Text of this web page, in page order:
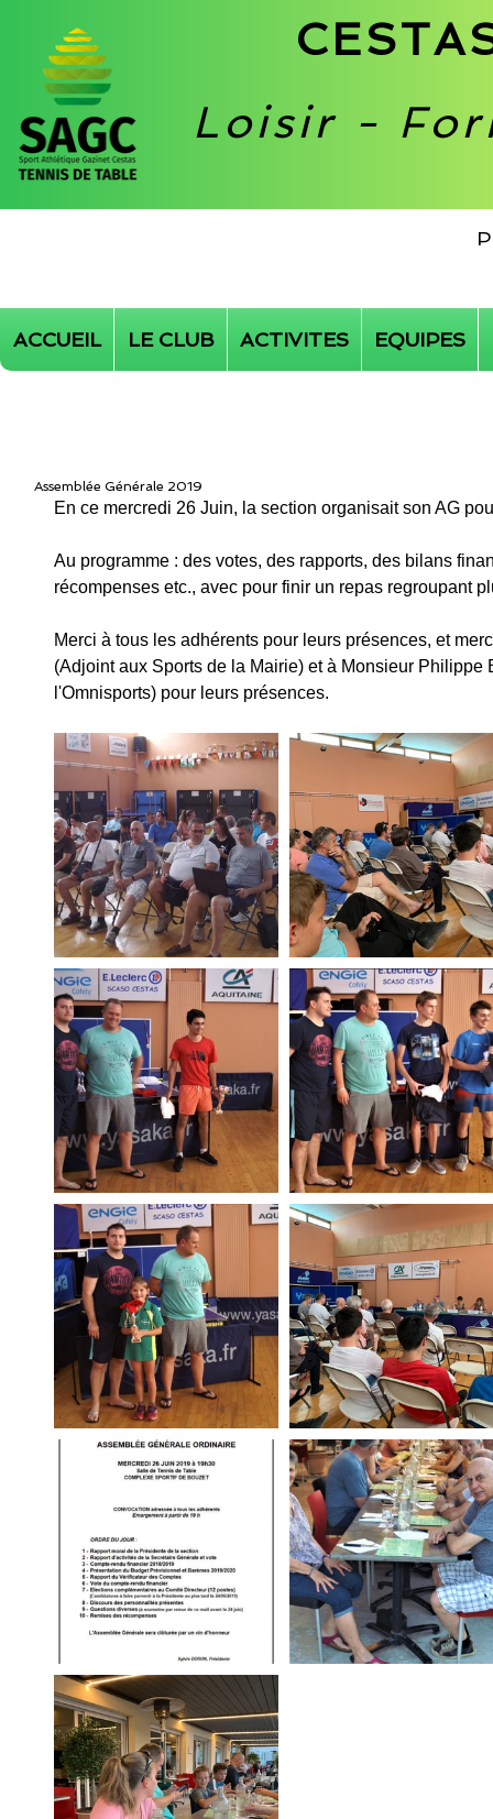
Loisir -
ACCUEIL LE CLUB ACTIVITES EQUIPES
Assemblée Générale 2019
En ce mercredi 26 Juin, la section organisait son AG
Au programme : des votes, des rapports, des bilans
récompenses etc., avec pour finir un repas regroupant
Merci à tous les adhérents pour leurs présences, et
(Adjoint aux Sports de la Mairie) et à Monsieur
l'Omnisports) pour leurs présences.